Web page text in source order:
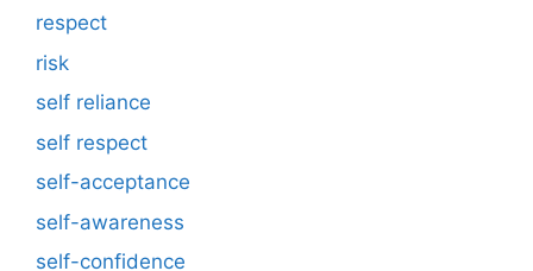
respect
risk
self reliance
self respect
self-acceptance
self-awareness
self-confidence